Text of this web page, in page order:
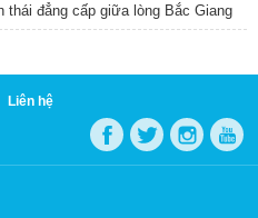
thái đẳng cấp giữa lòng Bắc Giang
Liên hệ